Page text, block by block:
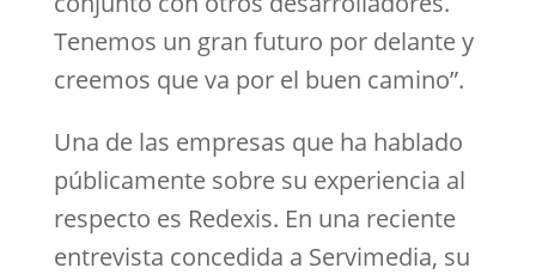
Tenemos un gran futuro por delante y
creemos que va por el buen camino”.
Una de las empresas que ha hablado
públicamente sobre su experiencia al
respecto es Redexis. En una reciente
entrevista concedida a Servimedia, su